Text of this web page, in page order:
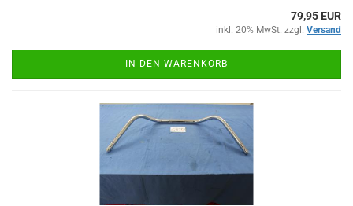
79,95 EUR
inkl. 20% MwSt. zzgl. Versand
IN DEN WARENKORB